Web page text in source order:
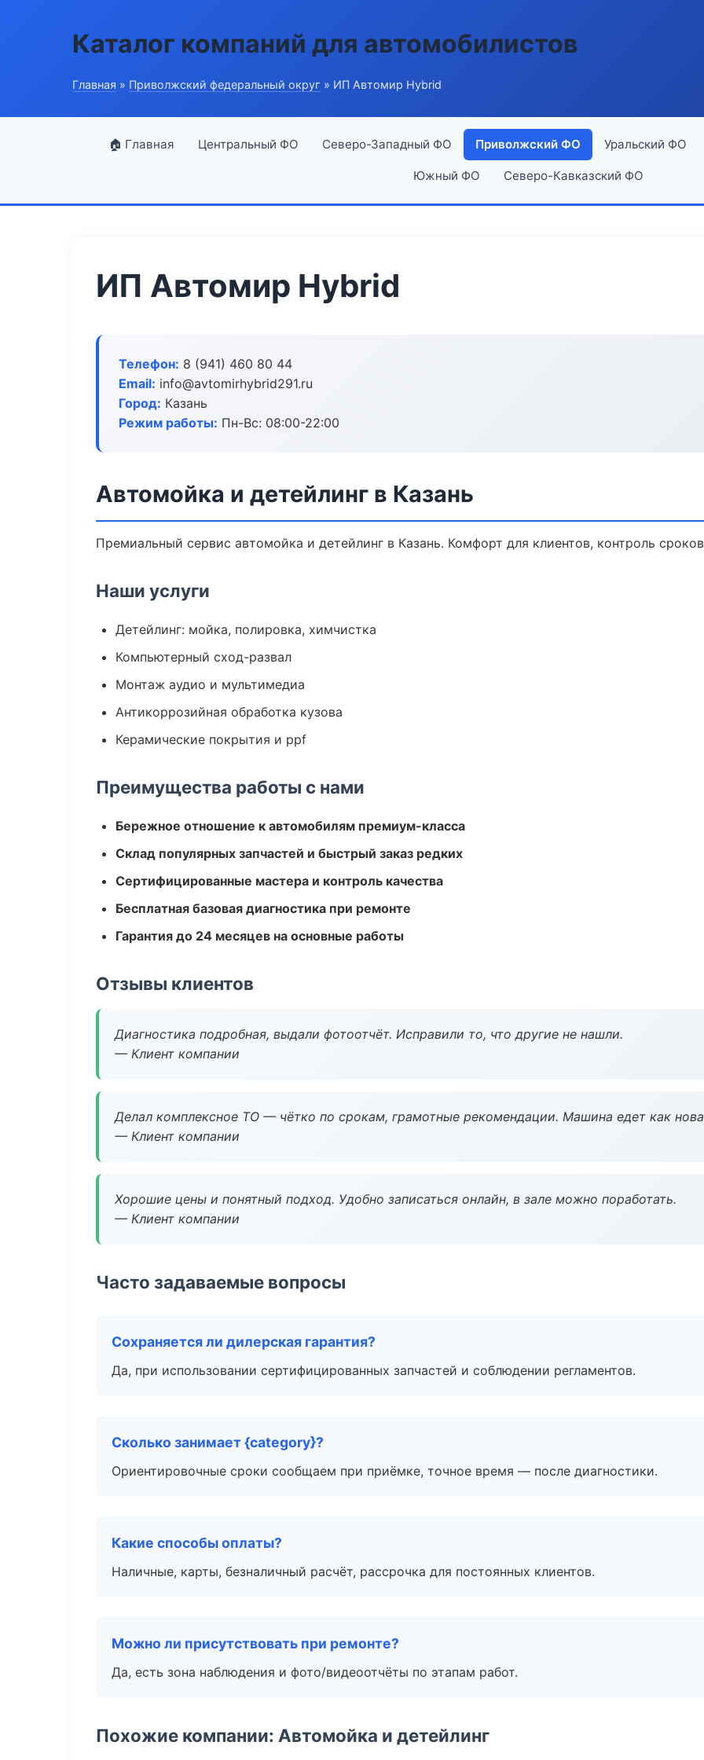
Каталог компаний для автомобилистов
Главная » Приволжский федеральный округ » ИП Автомир Hybrid
🏠 Главная Центральный ФО Северо-Западный ФО Приволжский ФО Уральский ФО
Южный ФО Северо-Кавказский ФО
ИП Автомир Hybrid
Телефон: 8 (941) 460 80 44
Email: info@avtomirhybrid291.ru
Город: Казань
Режим работы: Пн-Вс: 08:00-22:00
Автомойка и детейлинг в Казань
Премиальный сервис автомойка и детейлинг в Казань. Комфорт для клиентов, контроль
Наши услуги
Детейлинг: мойка, полировка, химчистка
Компьютерный сход-развал
Монтаж аудио и мультимедиа
Антикоррозийная обработка кузова
Керамические покрытия и ppf
Преимущества работы с нами
Бережное отношение к автомобилям премиум-класса
Склад популярных запчастей и быстрый заказ редких
Сертифицированные мастера и контроль качества
Бесплатная базовая диагностика при ремонте
Гарантия до 24 месяцев на основные работы
Отзывы клиентов
Диагностика подробная, выдали фотоотчёт. Исправили то, что другие не нашли.
— Клиент компании
Делал комплексное ТО — чётко по срокам, грамотные рекомендации. Машина едет как
— Клиент компании
Хорошие цены и понятный подход. Удобно записаться онлайн, в зале можно поработать.
— Клиент компании
Часто задаваемые вопросы
Сохраняется ли дилерская гарантия?
Да, при использовании сертифицированных запчастей и соблюдении регламентов.
Сколько занимает {category}?
Ориентировочные сроки сообщаем при приёмке, точное время — после диагностики.
Какие способы оплаты?
Наличные, карты, безналичный расчёт, рассрочка для постоянных клиентов.
Можно ли присутствовать при ремонте?
Да, есть зона наблюдения и фото/видеоотчёты по этапам работ.
Похожие компании: Автомойка и детейлинг